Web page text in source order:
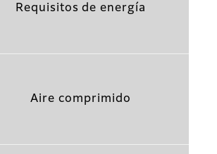
Requisitos de energía
Aire comprimido